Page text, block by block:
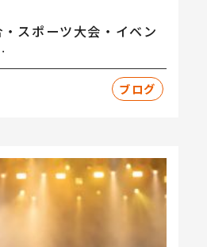
スポーツ大会・イベン
ブログ